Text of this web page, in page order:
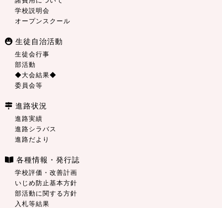
学校説明会
オープンスクール
生徒自治活動
生徒会行事
部活動
◆大会結果◆
委員会等
進路状況
進路実績
進路シラバス
進路だより
各種情報・発行誌
学校評価・改善計画
いじめ防止基本方針
部活動に関する方針
入札等結果